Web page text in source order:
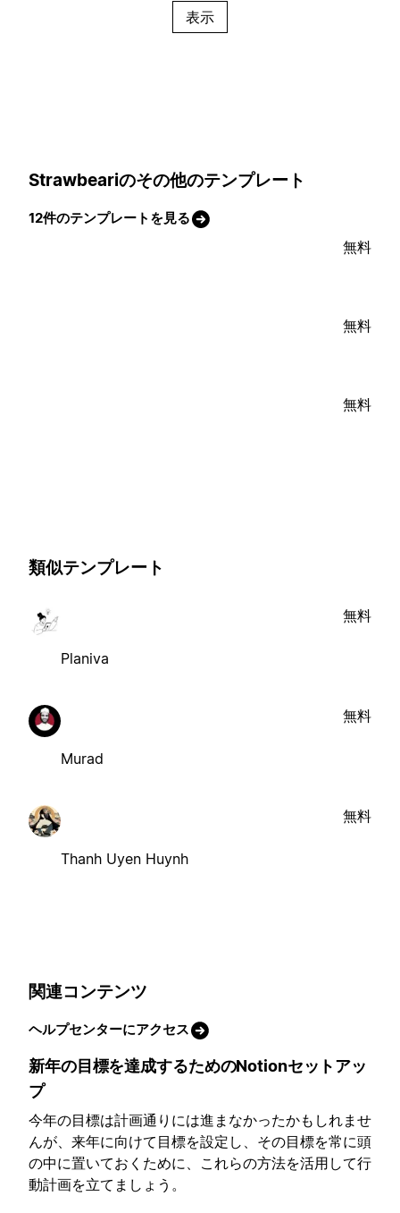
表示
Strawbeariのその他のテンプレート
12件のテンプレートを見る
無料
無料
無料
類似テンプレート
Planiva
無料
Murad
無料
Thanh Uyen Huynh
無料
関連コンテンツ
ヘルプセンターにアクセス
新年の目標を達成するためのNotionセットアッ
プ
今年の目標は計画通りには進まなかったかもしれませ
んが、来年に向けて目標を設定し、その目標を常に頭
の中に置いておくために、これらの方法を活用して行
動計画を立てましょう。